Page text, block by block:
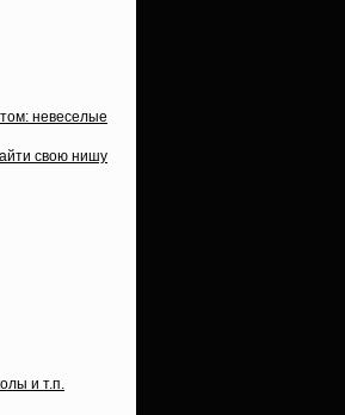
невеселые
свою нишу
и т.п.